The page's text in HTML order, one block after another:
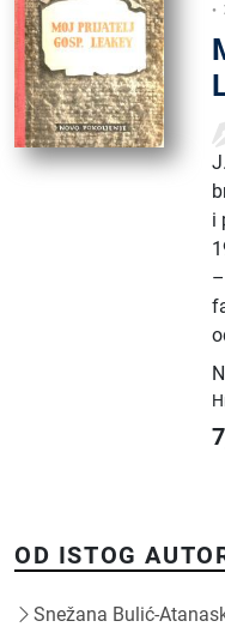
•
i
OD ISTOG
Snežana Bulić-